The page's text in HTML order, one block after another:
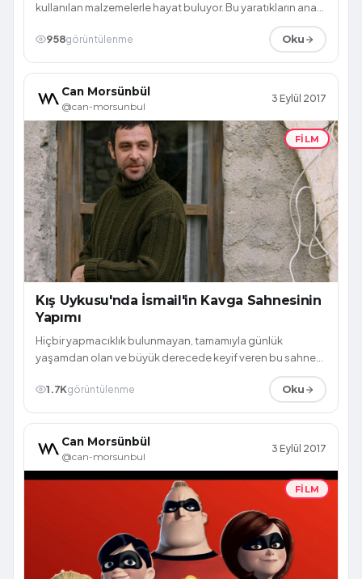
kullanılan malzemelerle hayat buluyor. Bu yaratıkların ana
958görüntülenme Oku
Can Morsünbül
@can-morsunbul
3 Eylül 2017
FILM
Kış Uykusu'nda İsmail'in Kavga Sahnesinin
Yapımı
Hiçbir yapmacıklık bulunmayan, tamamıyla günlük
yaşamdan olan ve büyük derecede keyif veren bu sahne
1.7Kgörüntülenme Oku
Can Morsünbül
@can-morsunbul
3 Eylül 2017
FILM